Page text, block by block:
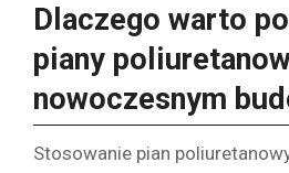
Dlaczego warto
piany
nowoczesnym
Stosowanie pian